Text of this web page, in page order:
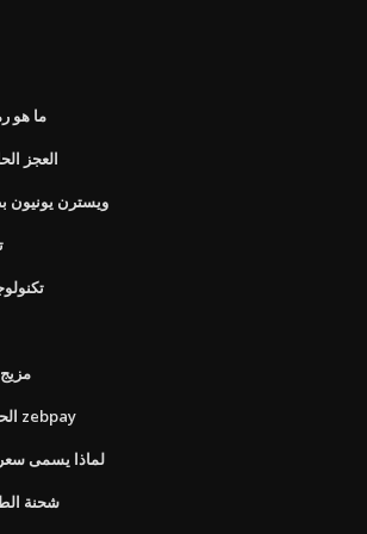
ما هو
العجز
ويسترن يونيون
معدل bitcoin الحالي على zebpay
لماذا يسمى
شحنة